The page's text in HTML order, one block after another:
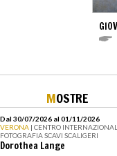
MOSTRE
Dal 30/07/2026 al 01/11/2026
VERONA | CENTRO
FOTOGRAFIA SCAVI SCALIGERI
Dorothea Lange